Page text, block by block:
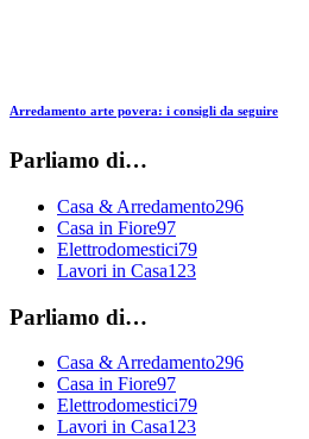
Arredamento arte povera: i consigli da seguire
Parliamo di…
Casa & Arredamento296
Casa in Fiore97
Elettrodomestici79
Lavori in Casa123
Parliamo di…
Casa & Arredamento296
Casa in Fiore97
Elettrodomestici79
Lavori in Casa123